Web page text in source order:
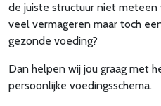
de juiste structuur niet
veel vermageren maar toch
gezonde voeding?
Dan helpen wij jou graag met
persoonlijke voedingsschema.